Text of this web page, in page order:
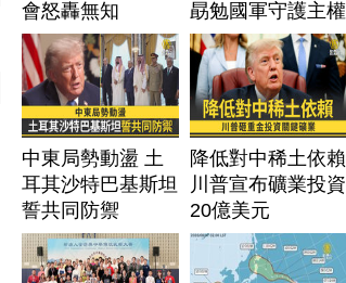
會怒轟無知
勗勉國軍守護主權
中東局勢動盪 土
耳其沙特巴基斯坦
誓共同防禦
降低對中稀土依賴
川普宣布礦業投資
20億美元